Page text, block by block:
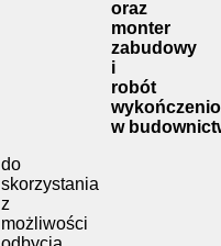
oraz
monter
zabudowy
i
robót
w
do
skorzystania
z
możliwości